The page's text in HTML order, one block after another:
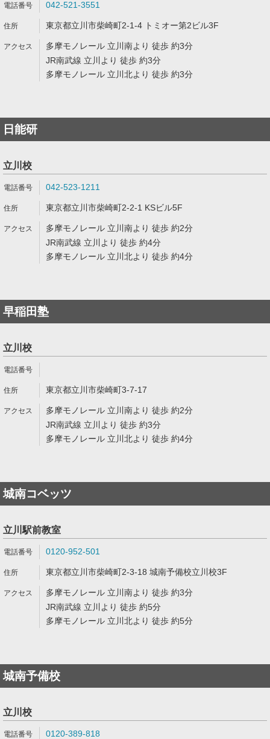
042-521-3551
東京都立川市柴崎町2-1-4 トミオー第2ビル3F
多摩モノレール 立川南より 徒歩 約3分
JR南武線 立川より 徒歩 約3分
多摩モノレール 立川北より 徒歩 約3分
日能研
立川校
042-523-1211
東京都立川市柴崎町2-2-1 KSビル5F
多摩モノレール 立川南より 徒歩 約2分
JR南武線 立川より 徒歩 約4分
多摩モノレール 立川北より 徒歩 約4分
早稲田塾
立川校
東京都立川市柴崎町3-7-17
多摩モノレール 立川南より 徒歩 約2分
JR南武線 立川より 徒歩 約3分
多摩モノレール 立川北より 徒歩 約4分
城南コベッツ
立川駅前教室
0120-952-501
東京都立川市柴崎町2-3-18 城南予備校立川校3F
多摩モノレール 立川南より 徒歩 約3分
JR南武線 立川より 徒歩 約5分
多摩モノレール 立川北より 徒歩 約5分
城南予備校
立川校
0120-389-818